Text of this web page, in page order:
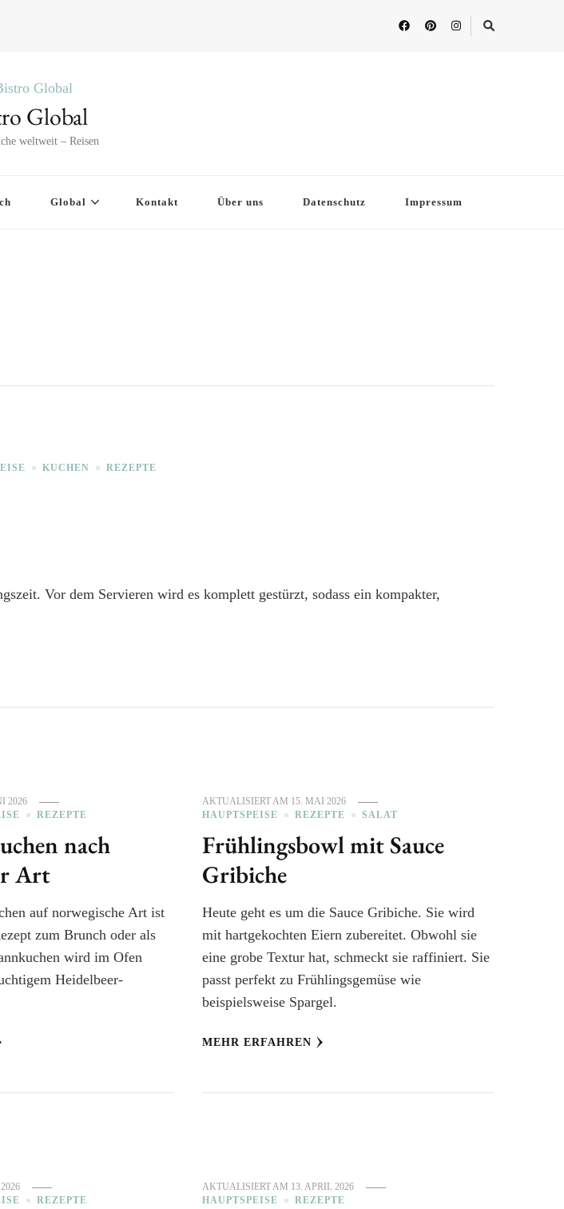
Global
weltweit – Reisen
Global Kontakt Über uns Datenschutz Impressum
KUCHEN REZEPTE
Vor dem Servieren wird es komplett gestürzt, sodass ein kompakter,
2026
REZEPTE
nach
Art
auf norwegische Art ist
zum Brunch oder als
wird im Ofen
Heidelbeer-
AKTUALISIERT AM 15. MAI 2026
HAUPTSPEISE
REZEPTE SALAT
Frühlingsbowl mit Sauce
Gribiche
Heute geht es um die Sauce Gribiche. Sie wird
mit hartgekochten Eiern zubereitet. Obwohl sie
eine grobe Textur hat, schmeckt sie raffiniert. Sie
passt perfekt zu Frühlingsgemüse wie
beispielsweise Spargel.
MEHR ERFAHREN
REZEPTE
AKTUALISIERT AM 13. APRIL 2026
HAUPTSPEISE
REZEPTE